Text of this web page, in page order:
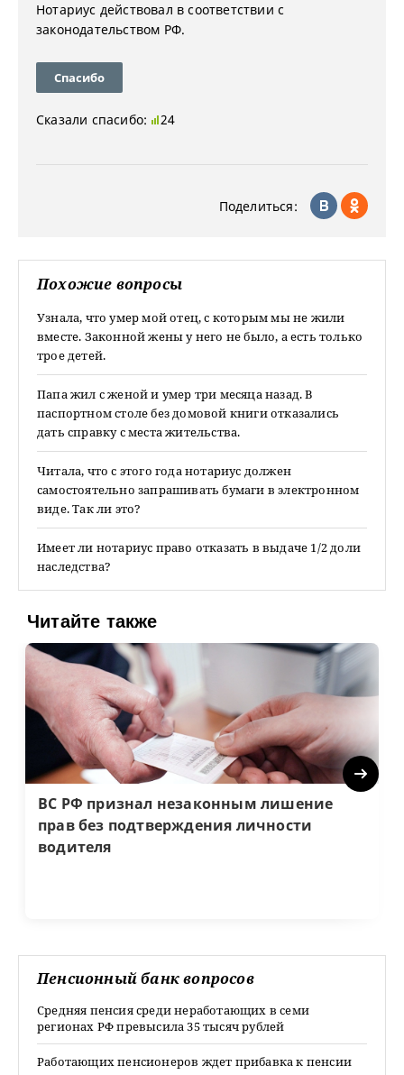
Нотариус действовал в соответствии с
законодательством РФ.
Спасибо
Сказали спасибо: 24
Поделиться:
Похожие вопросы
Узнала, что умер мой отец, с которым мы не жили
вместе. Законной жены у него не было, а есть только
трое детей.
Папа жил с женой и умер три месяца назад. В
паспортном столе без домовой книги отказались
дать справку с места жительства.
Читала, что с этого года нотариус должен
самостоятельно запрашивать бумаги в электронном
виде. Так ли это?
Имеет ли нотариус право отказать в выдаче 1/2 доли
наследства?
Читайте также
ВС РФ признал незаконным лишение
прав без подтверждения личности
водителя
Next
Пенсионный банк вопросов
Средняя пенсия среди неработающих в семи
регионах РФ превысила 35 тысяч рублей
Работающих пенсионеров ждет прибавка к пенсии